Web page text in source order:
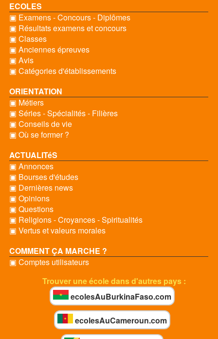
ECOLES
▣ Examens - Concours - Diplômes
▣ Résultats examens et concours
▣ Classes
▣ Anciennes épreuves
▣ Avis
▣ Catégories d'établissements
ORIENTATION
▣ Métiers
▣ Séries - Spécialités - Filières
▣ Conseils de vie
▣ Où se former ?
ACTUALITéS
▣ Annonces
▣ Bourses d'études
▣ Dernières news
▣ Opinions
▣ Questions
▣ Religions - Croyances - Spiritualités
▣ Vertus et valeurs morales
COMMENT ÇA MARCHE ?
▣ Comptes utilisateurs
Trouver une école dans d'autres pays :
ecolesAuBurkinaFaso.com
ecolesAuCameroun.com